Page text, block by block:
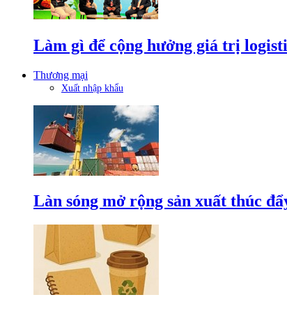
Làm gì để cộng hưởng giá trị
Thương mại
Xuất nhập khẩu
Làn sóng mở rộng sản xuất thúc